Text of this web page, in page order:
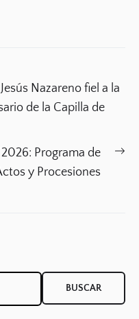
Nazareno fiel a la
de la Capilla de
Programa de
y Procesiones